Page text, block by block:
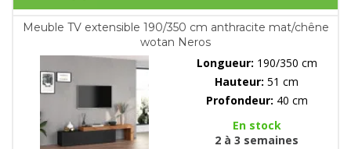
Meuble TV extensible 190/350 cm anthracite mat/chêne
wotan Neros
Longueur: 190/350 cm
Hauteur: 51 cm
Profondeur: 40 cm
En stock
2 à 3 semaines